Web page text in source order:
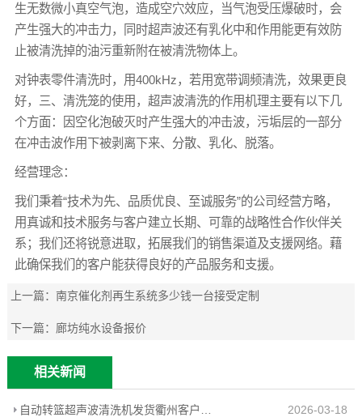
生无数微小真空气泡，造成空穴效应，当气泡受压爆破时，会
产生强大的冲击力，同时超声波还有乳化中和作用能更有效防
止被清洗掉的油污重新附在被清洗物体上。
对钟表零件清洗时，用400kHz，若用宽带调频清洗，效果更良
好，三、清洗笼的使用，超声波清洗的作用机理主要有以下几
个方面：因空化泡破灭时产生强大的冲击波，污垢层的一部分
在冲击波作用下被剥离下来、分散、乳化、脱落。
经营理念：
我们秉着“技术为先、品质优良、至诚服务”的公司经营方略，
用真诚和技术服务与客户建立长期、可靠的战略性合作伙伴关
系；我们还将锐意进取，拓展我们的销售渠道及支援网络。藉
此确保我们的客户能获得良好的产品服务和支援。
上一篇：南京催化剂再生系统多少钱一台接受定制
下一篇： 廊坊纯水设备报价
相关新闻
2026-03-18